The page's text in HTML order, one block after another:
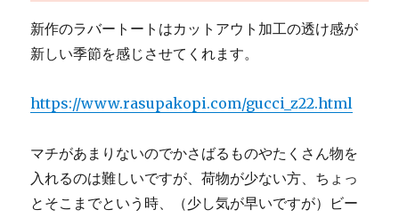
新作のラバートートはカットアウト加工の透け感が
新しい季節を感じさせてくれます。
https://www.rasupakopi.com/gucci_z22.html
マチがあまりないのでかさばるものやたくさん物を
入れるのは難しいですが、荷物が少ない方、ちょっ
とそこまでという時、（少し気が早いですが）ビー